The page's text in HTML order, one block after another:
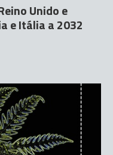
Unido e
e Itália a 2032